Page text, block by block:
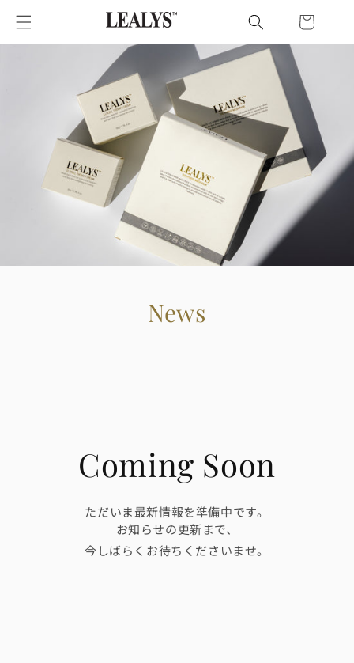
ンツに
進む
ー
ト
News
Coming Soon
ただいま最新情報を準備中です。
お知らせの更新まで、
今しばらくお待ちくださいませ。